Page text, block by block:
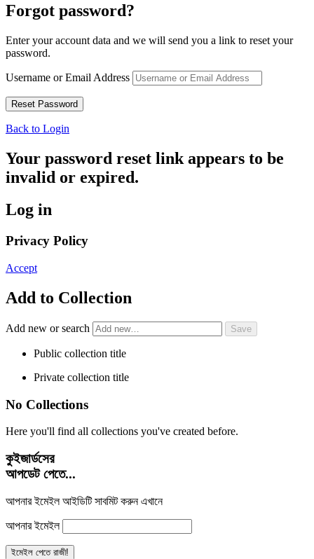
Forgot password?
Enter your account data and we will send you a link to reset your
password.
Username or Email Address
Back to Login
Your password reset link appears to be
invalid or expired.
Log in
Privacy Policy
Accept
Add to Collection
Add new or search
Public collection title
Private collection title
No Collections
Here you'll find all collections you've created before.
কুইজার্ডসের
আপডেট পেতে...
আপনার ইমেইল আইডিটি সাবমিট করুন এখানে
আপনার ইমেইল